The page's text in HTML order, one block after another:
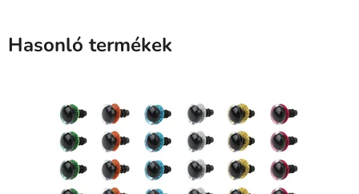
Hasonló termékek